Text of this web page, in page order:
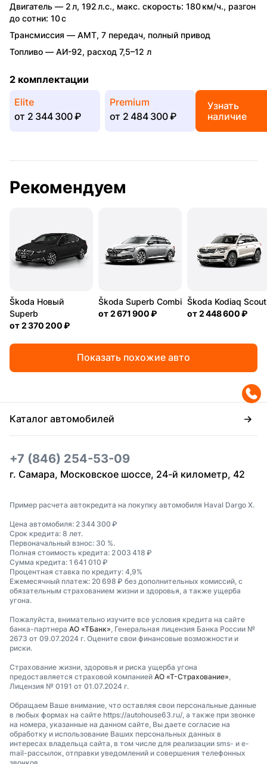
Двигатель — 2 л, 192 л.с., макс. скорость: 180 км/ч., разгон
до сотни: 10 с
Трансмиссия — AMT, 7 передач, полный привод
Топливо — АИ-92, расход 7,5–12 л
2 комплектации
Elite
от 2 344 300 ₽
Premium
от 2 484 300 ₽
Узнать
наличие
Рекомендуем
Škoda Новый
Superb
от2 370 200 ₽
Škoda Superb Combi
от2 671 900 ₽
Škoda Kodiaq Scout
от2 448 600 ₽
Показать похожие авто
Каталог автомобилей
+7 (846) 254-53-09
г. Самара, Московское шоссе, 24-й километр, 42
Пример расчета автокредита на покупку автомобиля Haval Dargo X.
Цена автомобиля: 2 344 300 ₽
Срок кредита: 8 лет.
Первоначальный взнос: 30 %.
Полная стоимость кредита: 2 003 418 ₽
Сумма кредита: 1 641 010 ₽
Процентная ставка по кредиту: 4,9%
Ежемесячный платеж: 20 698 ₽ без дополнительных комиссий, с
обязательным страхованием жизни и здоровья, а также ущерба
угона.
Пожалуйста, внимательно изучите все условия кредита на сайте
банка-партнера АО «ТБанк» , Генеральная лицензия Банка России №
2673 от 09.07.2024 г. Оцените свои финансовые возможности и
риски.
Страхование жизни, здоровья и риска ущерба угона
предоставляется страховой компанией АО «Т-Страхование»
Лицензия № 0191 от 01.07.2024 г.
Обращаем Ваше внимание, что оставляя свои персональные данные
в любых формах на сайте https://autohouse63.ru/, а также при звонке
на номера, указанные на данном сайте, Вы даете согласие на
обработку и использование Ваших персональных данных в
интересах владельца сайта, в том числе для реализации sms- и e-
mail-рассылок, отправки уведомлений и совершения телефонных